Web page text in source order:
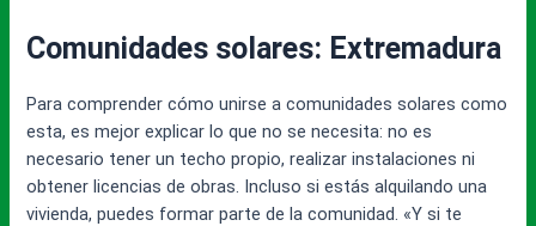
Comunidades solares: Extremadura
Para comprender cómo unirse a comunidades solares como
esta, es mejor explicar lo que no se necesita: no es
necesario tener un techo propio, realizar instalaciones ni
obtener licencias de obras. Incluso si estás alquilando una
vivienda, puedes formar parte de la comunidad. «Y si te